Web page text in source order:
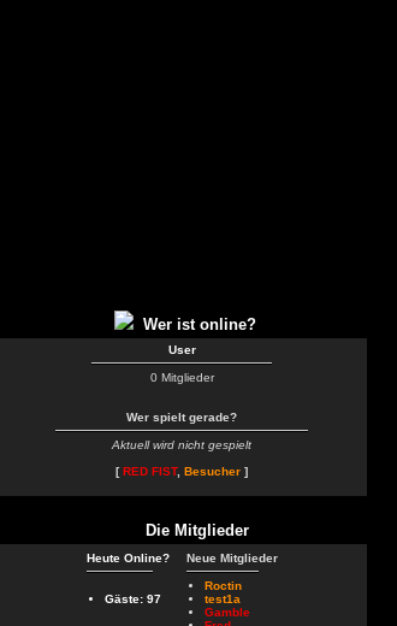
Wer ist online?
User
0 Mitglieder
Wer spielt gerade?
Aktuell wird nicht gespielt
[RED FIST, Besucher ]
Die Mitglieder
Heute Online?
Gäste: 97
Neue Mitglieder
Roctin
test1a
Gamble